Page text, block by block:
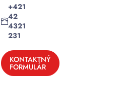
+421
42
4321
231
KONTAKTNÝ
FORMULÁR